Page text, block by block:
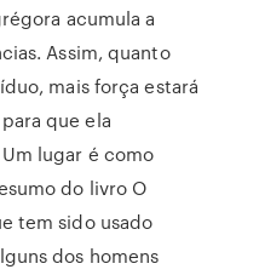
acumula a
Assim, quanto
mais força estará
que ela
lugar é como
do livro O
tem sido usado
dos homens